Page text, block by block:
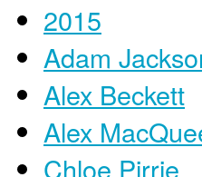
2015
Adam
Alex Beckett
Alex
Chloe Pirrie